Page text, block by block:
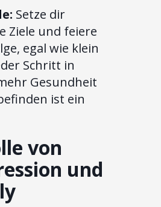
Setze dir
Ziele und feiere
egal wie klein
Schritt in
Gesundheit
ist ein
von
und